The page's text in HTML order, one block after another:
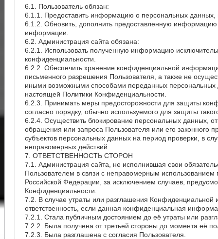
6.1. Пользователь обязан:
6.1.1. Предоставить информацию о персональных
6.1.2. Обновить, дополнить предоставленную
информации.
6.2. Администрация сайта обязана:
6.2.1. Использовать полученную информацию
конфиденциальности.
6.2.2. Обеспечить хранение конфиденциальной
письменного разрешения Пользователя, а также не
иными возможными способами переданных
настоящей Политики Конфиденциальности.
6.2.3. Принимать меры предосторожности для защиты
согласно порядку, обычно используемого для защиты
6.2.4. Осуществить блокирование персональных данных,
обращения или запроса Пользователя или его законного
субъектов персональных данных на период проверки, в
неправомерных действий.
7. ОТВЕТСТВЕННОСТЬ СТОРОН
7.1. Администрация сайта, не исполнившая свои
Пользователем в связи с неправомерным использованием
Российской Федерации, за исключением случаев,
Конфиденциальности.
7.2. В случае утраты или разглашения
ответственность, если данная конфиденциальная
7.2.1. Стала публичным достоянием до её утраты или
7.2.2. Была получена от третьей стороны до момента её
7.2.3. Была разглашена с согласия Пользователя.